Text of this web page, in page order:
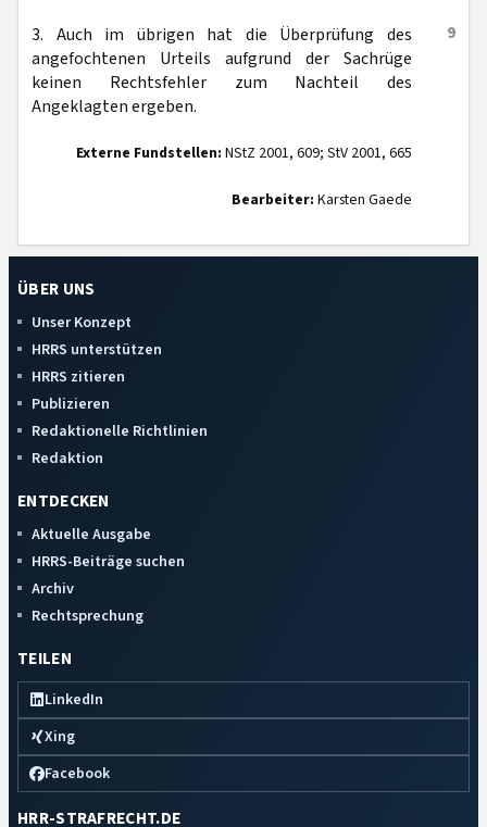
9
3. Auch im übrigen hat die Überprüfung des
angefochtenen Urteils aufgrund der Sachrüge
keinen Rechtsfehler zum Nachteil des
Angeklagten ergeben.
Externe Fundstellen: NStZ 2001, 609; StV 2001, 665
Bearbeiter: Karsten Gaede
ÜBER UNS
Unser Konzept
HRRS unterstützen
HRRS zitieren
Publizieren
Redaktionelle Richtlinien
Redaktion
ENTDECKEN
Aktuelle Ausgabe
HRRS-Beiträge suchen
Archiv
Rechtsprechung
TEILEN
LinkedIn
Xing
Facebook
HRR-STRAFRECHT.DE